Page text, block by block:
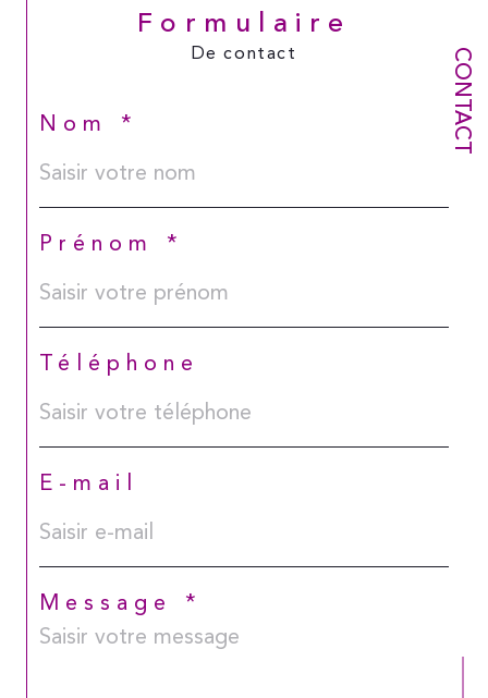
CONTACT
Formulaire
De contact
Nom *
Prénom *
Téléphone
E-mail
Message *